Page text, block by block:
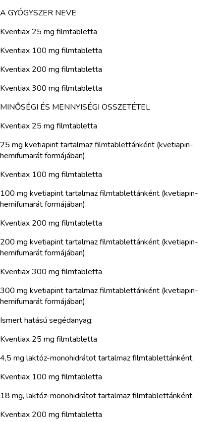
A GYÓGYSZER NEVE
Kventiax 25 mg filmtabletta
Kventiax 100 mg filmtabletta
Kventiax 200 mg filmtabletta
Kventiax 300 mg filmtabletta
MINŐSÉGI ÉS MENNYISÉGI ÖSSZETÉTEL
Kventiax 25 mg filmtabletta
25 mg kvetiapint tartalmaz filmtablettánként (kvetiapin-
hemifumarát formájában).
Kventiax 100 mg filmtabletta
100 mg kvetiapint tartalmaz filmtablettánként (kvetiapin-
hemifumarát formájában).
Kventiax 200 mg filmtabletta
200 mg kvetiapint tartalmaz filmtablettánként (kvetiapin-
hemifumarát formájában).
Kventiax 300 mg filmtabletta
300 mg kvetiapint tartalmaz filmtablettánként (kvetiapin-
hemifumarát formájában).
Ismert hatású segédanyag:
Kventiax 25 mg filmtabletta
4,5 mg laktóz-monohidrátot tartalmaz filmtablettánként.
Kventiax 100 mg filmtabletta
18 mg, laktóz-monohidrátot tartalmaz filmtablettánként.
Kventiax 200 mg filmtabletta